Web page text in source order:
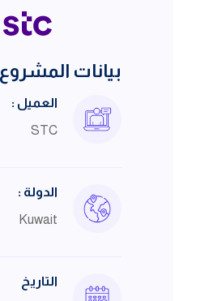
بيانات المشروع
العميل :
STC
الدولة :
Kuwait
التاريخ